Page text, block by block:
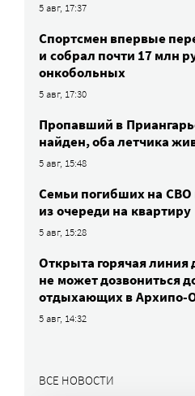
5 авг, 17:37
Спортсмен впервые
и собрал почти 17 млн
онкобольных
5 авг, 17:30
Пропавший в
найден, оба летчика
5 авг, 15:48
Семьи погибших на СВО
из очереди на квартиру
5 авг, 15:28
Открыта горячая линия
не может дозвониться
отдыхающих в Архипо-
5 авг, 14:32
ВСЕ НОВОСТИ